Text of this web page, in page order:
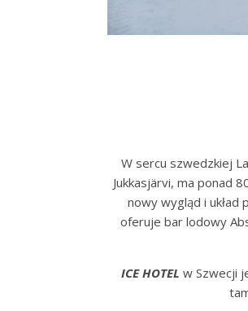
W sercu szwedzkiej
Jukkasjärvi, ma ponad
nowy wygląd i
oferuje bar lodowy
ICE HOTEL w Szwecji